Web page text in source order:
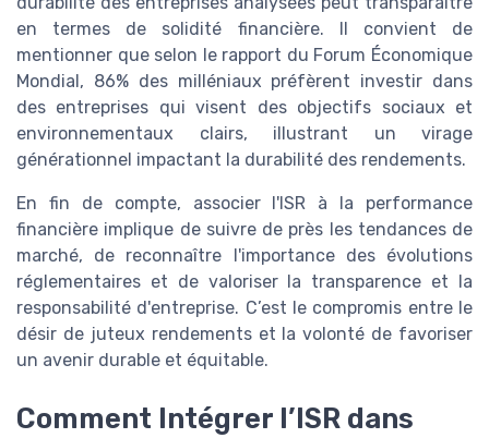
en termes de solidité financière. Il convient de
mentionner que selon le rapport du Forum Économique
Mondial, 86% des milléniaux préfèrent investir dans
des entreprises qui visent des objectifs sociaux et
environnementaux clairs, illustrant un virage
générationnel impactant la durabilité des rendements.
En fin de compte, associer l'ISR à la performance
financière implique de suivre de près les tendances de
marché, de reconnaître l'importance des évolutions
réglementaires et de valoriser la transparence et la
responsabilité d'entreprise. C’est le compromis entre le
désir de juteux rendements et la volonté de favoriser
un avenir durable et équitable.
Comment Intégrer l’ISR dans